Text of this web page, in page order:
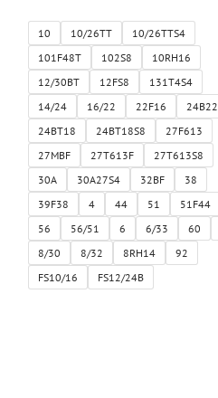
10 10/26TT
10/26TTS4
101F48T
102S8
10RH16
12/30BT
12FS8
131T4S4
14/24
16/22 22F16
24B22
24BT18
24BT18S8
27F613
27MBF
27T613F
27T613S8
30A
30A27S4 32BF
38
39F38
4 44 51
51F44
56
56/51 6 6/33 60
8/30
8/32 8RH14
92
FS10/16
FS12/24B